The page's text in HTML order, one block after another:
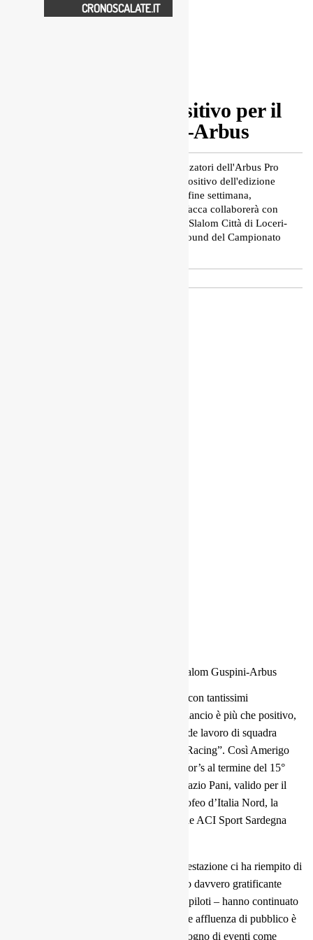
Bilancio più che positivo per il
15° Slalom Guspini-Arbus
A distanza di una settimana, gli organizzatori dell'Arbus Pro
Motor's tracciano un bilancio più che positivo dell'edizione
2026 dello Slalom Guspini-Arbus. Nel fine settimana,
l'associazione presieduta da Amerigo Vacca collaborerà con
l'Ogliastra Racing organizzatore del 9° Slalom Città di Loceri-
5° Memorial Silverio Demurtas, terzo round del Campionato
“È stata una splendida giornata di sport, con tantissimi
appassionati lungo tutto il percorso. Il bilancio è più che positivo,
siamo felici di questo risultato e del grande lavoro di squadra
dell’Arbus Pro Motor’s e dell’Ogliastra Racing”. Così Amerigo
Vacca e Fabio Mura dell’Arbus Pro Motor’s al termine del 15°
Slalom Guspini-Arbus, 4° Memorial Ignazio Pani, valido per il
Campionato Nazionale Slalom, per il Trofeo d’Italia Nord, la
Coppa Zona 2 e il Campionato Regionale ACI Sport Sardegna
“Il grande interesse suscitato dalla manifestazione ci ha riempito di
gioia, poiché dopo tanto impegno, è stato davvero gratificante
ricevere i commenti positivi da parte dei piloti – hanno continuato
Amerigo Vacca e Fabio Mura – la grande affluenza di pubblico è
stata la prova che questo territorio ha bisogno di eventi come
CRONOSCALATE.IT